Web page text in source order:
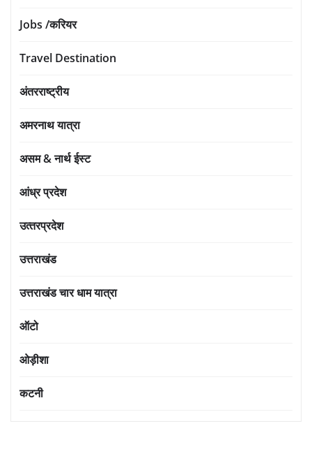
Jobs /करियर
Travel Destination
अंतरराष्ट्रीय
अमरनाथ यात्रा
असम & नार्थ ईस्ट
आंध्र प्रदेश
उत्‍तरप्रदेश
उत्तराखंड
उत्तराखंड चार धाम यात्रा
ऑटो
ओड़ीशा
कटनी